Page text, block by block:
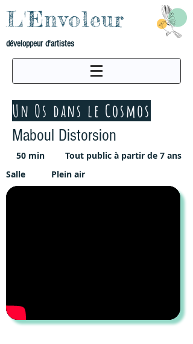
L'Envoleur
développeur d'artistes
Un Os dans le Cosmos
Maboul Distorsion
50 min
Salle
Tout public à partir de 7 ans
Plein air